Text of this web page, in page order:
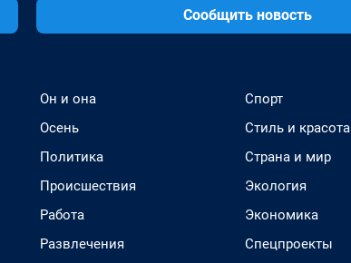
Сообщить новость
Он и она
Осень
Политика
Происшествия
Работа
Развлечения
Спорт
Стиль и красота
Страна и мир
Экология
Экономика
Спецпроекты